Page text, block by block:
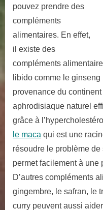
pouvez prendre des
compléments
alimentaires. En effet,
il existe des
compléments
libido comme le
provenance du
aphrodisiaque naturel
grâce à
le maca qui est une
résoudre le problème
permet facilement à une
D’autres compléments
gingembre, le safran, le
curry peuvent aussi